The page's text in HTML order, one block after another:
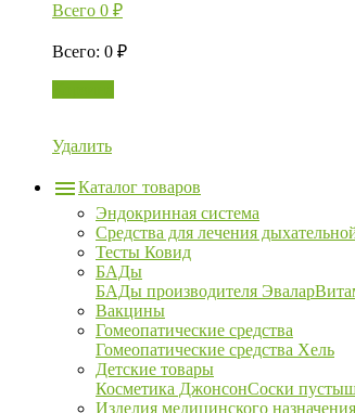
Всего 0 ₽
Всего: 0 ₽
Удалить
Каталог товаров
Эндокринная система
Средства для лечения
Тесты Ковид
БАДы
БАДы производителя Эвалар
Вакцины
Гомеопатические средства
Гомеопатические средства Хель
Детские товары
Косметика ДжонсонСоски
Изделия медицинского назначения